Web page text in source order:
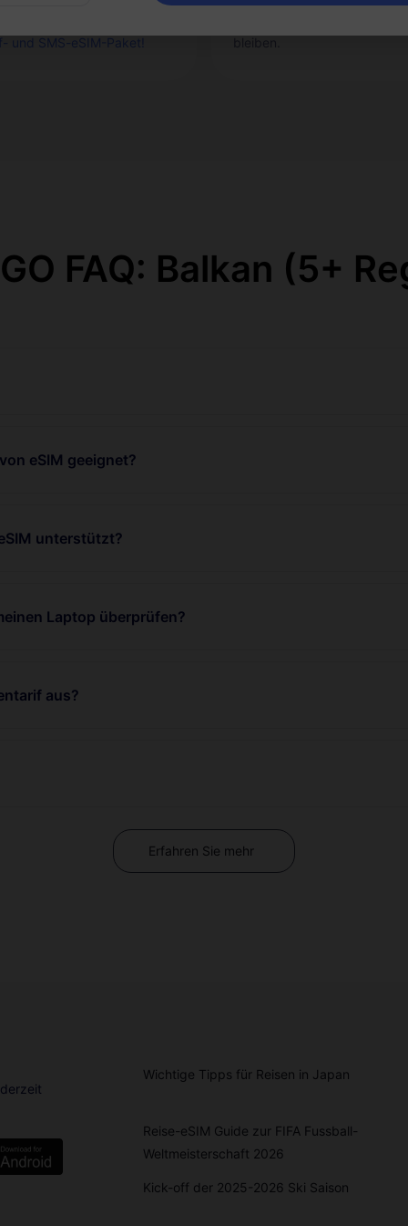
während Sie im
und SMS-eSIM-Paket!
mit Freunden und Familie,
FAQ: Balkan (5+
eSIM geeignet?
unterstützt?
Laptop überprüfen?
aus?
Erfahren Sie mehr
Wichtige Tipps für Reisen in Japan
Reise-eSIM Guide zur FIFA Fussball-
Weltmeisterschaft 2026
Kick-off der 2025-2026 Ski Saison